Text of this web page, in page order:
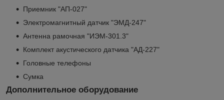
Приемник "АП-027"
Электромагнитный датчик "ЭМД-247"
Антенна рамочная "ИЭМ-301.3"
Комплект акустического датчика "АД-227"
Головные телефоны
Сумка
Дополнительное оборудование